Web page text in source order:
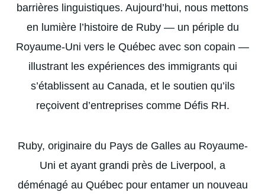
barrières linguistiques. Aujourd’hui, nous mettons
en lumière l’histoire de Ruby — un périple du
Royaume-Uni vers le Québec avec son copain —
illustrant les expériences des immigrants qui
s’établissent au Canada, et le soutien qu’ils
reçoivent d’entreprises comme Défis RH.
Ruby, originaire du Pays de Galles au Royaume-
Uni et ayant grandi près de Liverpool, a
déménagé au Québec pour entamer un nouveau